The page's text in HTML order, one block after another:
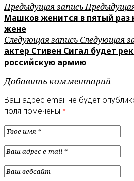
Предыдущая запись
Машков женится в пятый раз
жене
Следующая запись Следующая
актер Стивен Сигал будет
российскую армию
Добавить комментарий
Ваш адрес email не будет
поля помечены *